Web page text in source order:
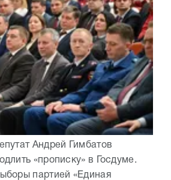
Андрей Гимбатов
«прописку» в Госдуме.
партией «Единая